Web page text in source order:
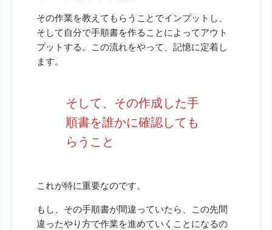
その作業を教えてもらうことでインプットし、
そして自分で手順書を作ることによってアウト
プットする。この流れをやって、記憶に定着し
ます。
そして、その作成した手
順書を誰かに確認しても
らうこと
これが特に重要なのです。
もし、その手順書が間違っていたら、この先間
違ったやり方で作業を進めていくことになるの